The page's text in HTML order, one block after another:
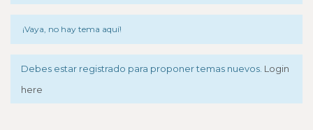
¡Vaya, no hay tema aquí!
Debes estar registrado para proponer temas nuevos. Login
here